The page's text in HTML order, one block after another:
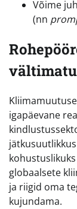
Võime
(nn
igapäevane
globaalsete
ja riigid oma
kujundama.